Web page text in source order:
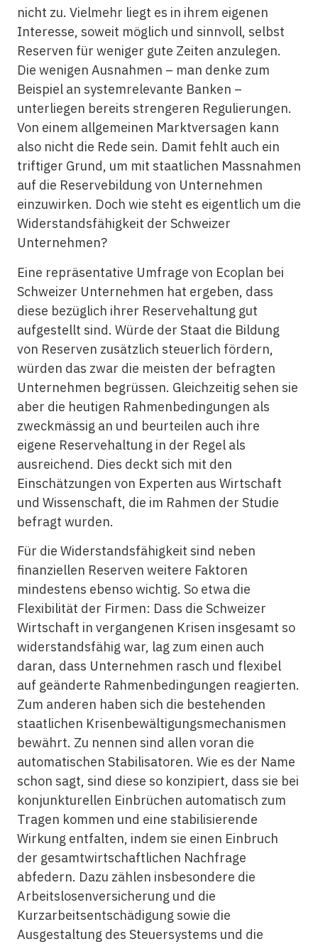
nicht zu. Vielmehr liegt es in ihrem eigenen
Interesse, soweit möglich und sinnvoll, selbst
Reserven für weniger gute Zeiten anzulegen.
Die wenigen Ausnahmen – man denke zum
Beispiel an systemrelevante Banken –
unterliegen bereits strengeren Regulierungen.
Von einem allgemeinen Marktversagen kann
also nicht die Rede sein. Damit fehlt auch ein
triftiger Grund, um mit staatlichen Massnahmen
auf die Reservebildung von Unternehmen
einzuwirken. Doch wie steht es eigentlich um die
Widerstandsfähigkeit der Schweizer
Unternehmen?
Eine repräsentative Umfrage von Ecoplan bei
Schweizer Unternehmen hat ergeben, dass
diese bezüglich ihrer Reservehaltung gut
aufgestellt sind. Würde der Staat die Bildung
von Reserven zusätzlich steuerlich fördern,
würden das zwar die meisten der befragten
Unternehmen begrüssen. Gleichzeitig sehen sie
aber die heutigen Rahmenbedingungen als
zweckmässig an und beurteilen auch ihre
eigene Reservehaltung in der Regel als
ausreichend. Dies deckt sich mit den
Einschätzungen von Experten aus Wirtschaft
und Wissenschaft, die im Rahmen der Studie
befragt wurden.
Für die Widerstandsfähigkeit sind neben
finanziellen Reserven weitere Faktoren
mindestens ebenso wichtig. So etwa die
Flexibilität der Firmen: Dass die Schweizer
Wirtschaft in vergangenen Krisen insgesamt so
widerstandsfähig war, lag zum einen auch
daran, dass Unternehmen rasch und flexibel
auf geänderte Rahmenbedingungen reagierten.
Zum anderen haben sich die bestehenden
staatlichen Krisenbewältigungsmechanismen
bewährt. Zu nennen sind allen voran die
automatischen Stabilisatoren. Wie es der Name
schon sagt, sind diese so konzipiert, dass sie bei
konjunkturellen Einbrüchen automatisch zum
Tragen kommen und eine stabilisierende
Wirkung entfalten, indem sie einen Einbruch
der gesamtwirtschaftlichen Nachfrage
abfedern. Dazu zählen insbesondere die
Arbeitslosenversicherung und die
Kurzarbeitsentschädigung sowie die
Ausgestaltung des Steuersystems und die